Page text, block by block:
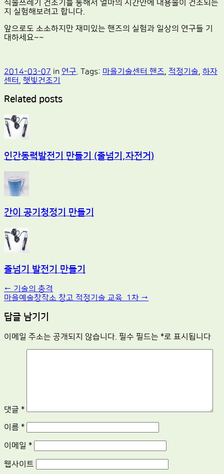
식물쓰레기 건조기를 통해서 얼마의 시간안에 내용물이 건조되는
지 실험해보려고 합니다.
앞으로도 소소하지만 재미있는 핸즈의 실험과 일상의 연구들 기
대하세요~~
2014-03-07 in 연구 . Tags: 마을기술센터 핸즈, 적정기술, 하자
센터 , 햇빛건조기
Related posts
인간동력발전기 만들기 (줄넘기,자전거)
간이 공기청정기 만들기
줄넘기 발전기 만들기
Post
navigation
← 기술의 충격
마을예술창작소 창고 적정기술 교육_1차 →
답글 남기기
이메일 주소는 공개되지 않습니다. 필수 필드는 *로 표시됩니다
댓글 *
이름 *
이메일 *
웹사이트